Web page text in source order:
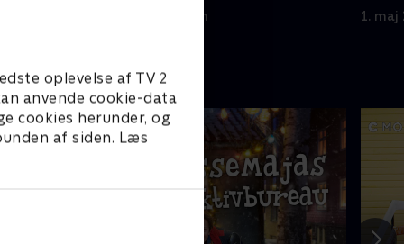
oplevelse af TV 2
anvende cookie-data
cookies herunder, og
af siden. Læs
1. maj 2023 • 29 min 1. maj